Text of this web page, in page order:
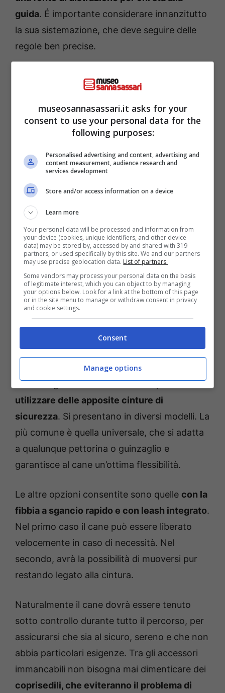
guida. É importante considerare innanzitutto
la sua sistemazione, che deve seguire delle
regole ben precise.
e comodità – museosannasassari.it
Il canepuò viaggiare nel portabagagli o nel
vano posteriore, ma queste aree devono
essere separate dauna rete che funge da
divisorerispetto alla zona del guidatore. In
alternativa, può essere tenuto nell’apposito
trasportino. L’infrazione di questa norma
potrebbe portare ad una multa superiore a
Non bisogna trascurare anche la possibilità di
utilizzare delle apposite cinture di
sicurezza. Si presentano in diversi modelli. La
più comune è quella universale, che si adatta
a qualunque pettorina o guinzaglio e
garantisce al cane un’ottima flessibilità.
Le altre opzioni consentite sono quelle con la
fibbia a sgancio rapido e con leash integrato.
Nel primo caso il cane può essere liberato
velocemente in caso di necessità. Nel
secondo, avrà la possibilità di muoversi pur
restando legato alla cintura.
Naturalmente il cane dovrà essere tenuto
sotto controllo durante tutto il percorso, per
assicurarsi che sia al sicuro, sereno e che non
abbia particolari esigenze. Tra gli accessori
immancabili non bisogna mai dimenticare dei
coprisedili, che eviteranno il problema di
museosannasassari.it asks for your
consent to use your personal data for the
following purposes:
Personalised advertising and content, advertising and
content measurement, audience research and
services development
Store and/or access information on a device
Learn more
Your personal data will be processed and information from
your device (cookies, unique identifiers, and other device
data) may be stored by, accessed by and shared with 319
partners, or used specifically by this site. We and our partners
may use precise geolocation data. List of partners.
Some vendors may process your personal data on the basis
of legitimate interest, which you can object to by managing
your options below. Look for a link at the bottom of this page
or in the site menu to manage or withdraw consent in privacy
and cookie settings.
Consent
Manage options